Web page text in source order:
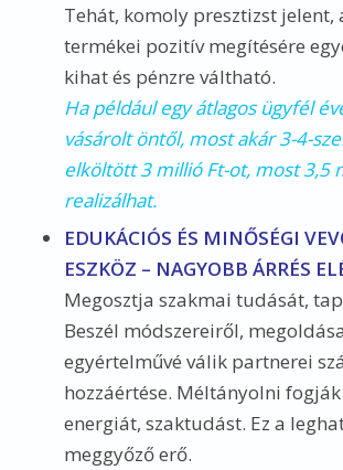
Tehát, komoly presztizst jelent,
termékei pozitív megítésére
kihat és pénzre váltható.
Ha például egy átlagos ügyfél
vásárolt öntől, most akár 3-4-
elköltött 3 millió Ft-ot, most 3,5
realizálhat.
EDUKÁCIÓS ÉS MINŐSÉGI
ESZKÖZ – NAGYOBB ÁRRÉS
Megosztja szakmai tudását,
Beszél módszereiről,
egyértelművé válik partnerei
hozzáértése. Méltányolni
energiát, szaktudást. Ez a
meggyőző erő.